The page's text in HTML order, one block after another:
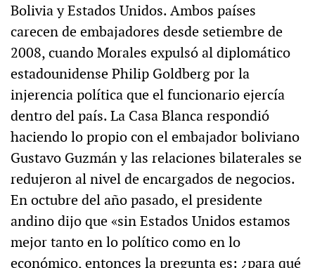
Bolivia y Estados Unidos. Ambos países
carecen de embajadores desde setiembre de
2008, cuando Morales expulsó al diplomático
estadounidense Philip Goldberg por la
injerencia política que el funcionario ejercía
dentro del país. La Casa Blanca respondió
haciendo lo propio con el embajador boliviano
Gustavo Guzmán y las relaciones bilaterales se
redujeron al nivel de encargados de negocios.
En octubre del año pasado, el presidente
andino dijo que «sin Estados Unidos estamos
mejor tanto en lo político como en lo
económico, entonces la pregunta es: ¿para qué